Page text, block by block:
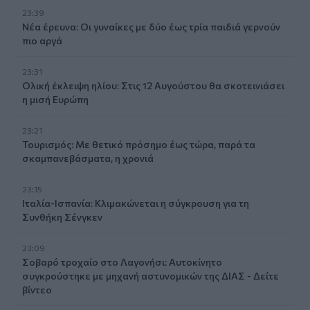
23:39
Νέα έρευνα: Οι γυναίκες με δύο έως τρία παιδιά γερνούν
πιο αργά
23:31
Ολική έκλειψη ηλίου: Στις 12 Αυγούστου θα σκοτεινιάσει
η μισή Ευρώπη
23:21
Τουρισμός: Με θετικό πρόσημο έως τώρα, παρά τα
σκαμπανεβάσματα, η χρονιά
23:15
Ιταλία-Ισπανία: Κλιμακώνεται η σύγκρουση για τη
Συνθήκη Σένγκεν
23:09
Σοβαρό τροχαίο στο Λαγονήσι: Αυτοκίνητο
συγκρούστηκε με μηχανή αστυνομικών της ΔΙΑΣ - Δείτε
βίντεο